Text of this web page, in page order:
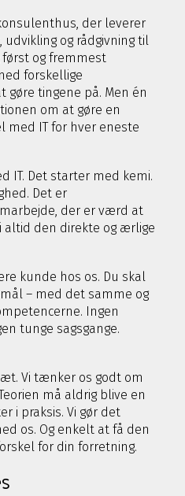
der leverer
og rådgivning til
først og fremmest
forskellige
gøre tingene på. Men én
om at gøre en
med IT for hver eneste
IT. Det starter med kemi.
Det er
der er værd at
altid den direkte og ærlige
kunde hos os. Du skal
– med det samme og
Ingen
tunge sagsgange.
Vi tænker os godt om
må aldrig blive en
i praksis. Vi gør det
os. Og enkelt at få den
for din forretning.